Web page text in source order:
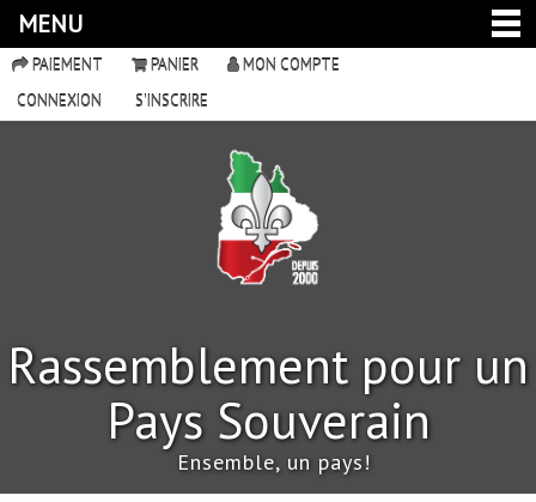
MENU
PAIEMENT PANIER
MON COMPTE
CONNEXION
S'INSCRIRE
Rassemblement pour un
Pays Souverain
Ensemble, un pays!